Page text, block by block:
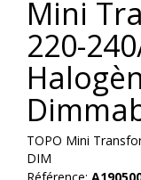
Mini
220-
TOPO Mini
DIM